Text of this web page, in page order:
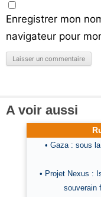
Enregistrer mon
navigateur pour
A voir aussi
• Gaza : sous
• Projet Nexus :
souverain